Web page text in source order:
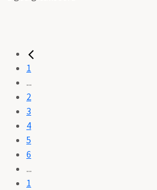
1
...
2
3
4
5
6
...
1